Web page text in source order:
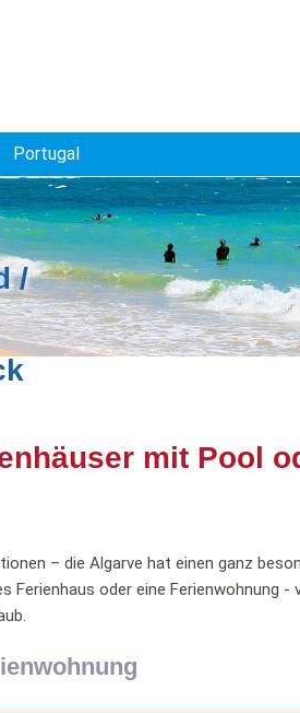
Portugal
/
mit Pool
– die Algarve hat einen ganz
oder eine Ferienwohnung -